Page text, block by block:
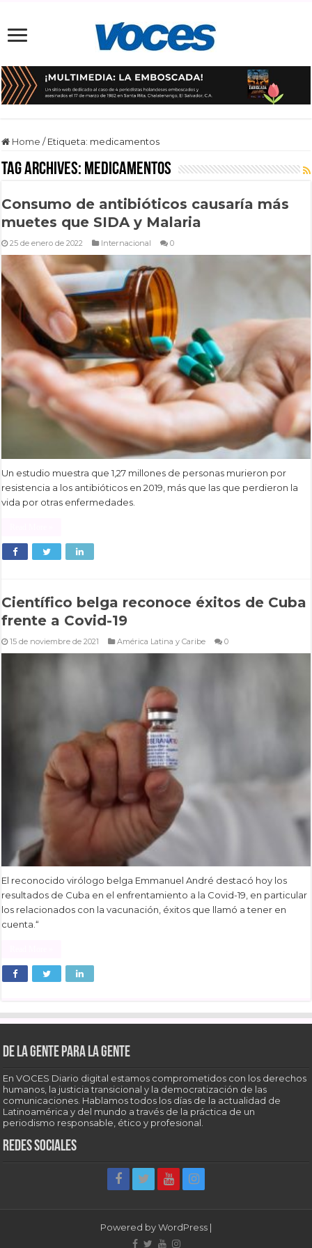
Home / Etiqueta: medicamentos
Tag Archives: medicamentos
Consumo de antibióticos causaría más
muetes que SIDA y Malaria
25 de enero de 2022 Internacional 0
Un estudio muestra que 1,27 millones de personas murieron por
resistencia a los antibióticos en 2019, más que las que perdieron la
vida por otras enfermedades.
Científico belga reconoce éxitos de Cuba
frente a Covid-19
15 de noviembre de 2021 América Latina y Caribe 0
El reconocido virólogo belga Emmanuel André destacó hoy los
resultados de Cuba en el enfrentamiento a la Covid-19, en particular
los relacionados con la vacunación, éxitos que llamó a tener en
cuenta.“
De la gente para la gente
En VOCES Diario digital estamos comprometidos con los derechos
humanos, la justicia transicional y la democratización de las
comunicaciones. Hablamos todos los días de la actualidad de
Latinoamérica y del mundo a través de la práctica de un
periodismo responsable, ético y profesional.
Redes sociales
Powered byWordPress |